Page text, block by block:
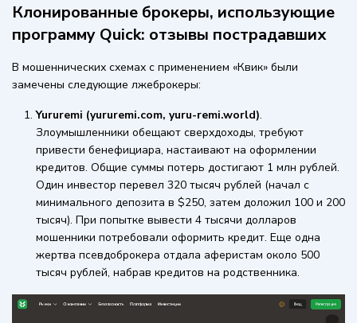
Клонированные брокеры, использующие
программу Quick: отзывы пострадавших
В мошеннических схемах с применением «Квик» были
замечены следующие лжеброкеры:
Yururemi (yururemi.com, yuru-remi.world).
Злоумышленники обещают сверхдоходы, требуют
привести бенефициара, настаивают на оформлении
кредитов. Общие суммы потерь достигают 1 млн рублей.
Один инвестор перевел 320 тысяч рублей (начал с
минимального депозита в $250, затем доложил 100 и 200
тысяч). При попытке вывести 4 тысячи долларов
мошенники потребовали оформить кредит. Еще одна
жертва псевдоброкера отдала аферистам около 500
тысяч рублей, набрав кредитов на родственника.